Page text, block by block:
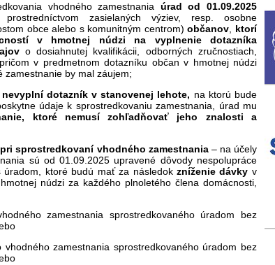
vhodného zamestnania úrad od 01.09.2025
prostredníctvom zasielaných výziev, resp. osobne
obce alebo s komunitným centrom)občanov
ktorí
v hmotnej núdzi na vyplnenie dotazníka
o dosiahnutej kvalifikácii, odborných zručnostiach,
v predmetnom dotazníku občan v hmotnej núdzi
zamestnanie by mal záujem;
nevyplní dotazník v stanovenej lehote, na ktorú bude
údaje k sprostredkovaniu zamestnania, úrad mu
ktoré nemusí zohľadňovať jeho znalosti a
sprostredkovaní vhodného zamestnania– na účely
sú od 01.09.2025 upravené dôvody nespolupráce
úradom, ktoré budú mať za následokzníženie dávky v
núdzi za každého plnoletého člena domácnosti,
zamestnania sprostredkovaného úradom bez
vhodného zamestnania sprostredkovaného úradom bez